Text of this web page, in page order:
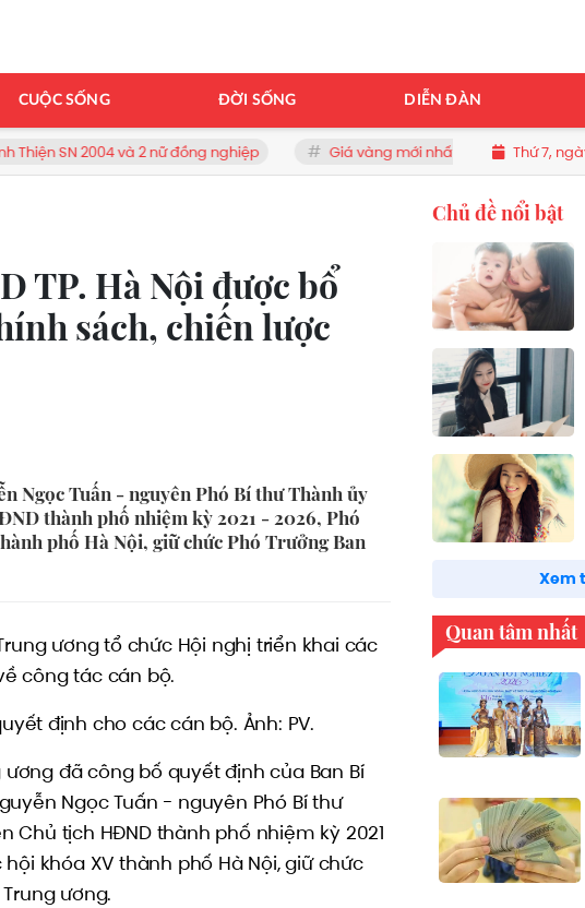
CUỘC SỐNG ĐỜI SỐNG DIỄN ĐÀN
và 2 nữ đồng nghiệp Giá vàng mới nhất tại Mi Hồng, Bảo Tín Mạnh Hải,
Thứ 7,
TP. Hà Nội được bổ
sách, chiến lược
Ngọc Tuấn - nguyên Phó Bí thư Thành ủy
thành phố nhiệm kỳ 2021 - 2026, Phó
phố Hà Nội, giữ chức Phó Trưởng Ban
ương tổ chức Hội nghị triển khai các
công tác cán bộ.
định cho các cán bộ. Ảnh: PV.
ương đã công bố quyết định của Ban Bí
Ngọc Tuấn - nguyên Phó Bí thư
Chủ tịch HĐND thành phố nhiệm kỳ 2021
khóa XV thành phố Hà Nội, giữ chức
ương.
Chủ đề nổi bật
Xem
Quan tâm nhất